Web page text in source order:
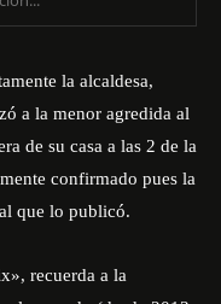
la alcaldesa,
a la menor agredida al
de su casa a las 2 de la
confirmado pues la
que lo publicó.
recuerda a la